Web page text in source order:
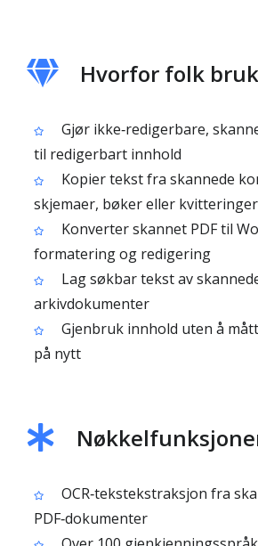
Hvorfor folk
Gjør ikke‑redigerbare,
til redigerbart innhold
Kopier tekst fra skannede
skjemaer, bøker eller kvitteringer
Konverter skannet PDF til
formatering og redigering
Lag søkbar tekst av
arkivdokumenter
Gjenbruk innhold uten å
på nytt
Nøkkelfunksjoner
OCR‑tekstekstraksjon fra
PDF‑dokumenter